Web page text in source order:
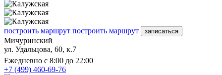
построить маршрут построить маршрут записаться
Мичуринский
ул. Удальцова, 60, к.7
Ежедневно с 8:00 до 22:00
+7 (499) 460-69-76